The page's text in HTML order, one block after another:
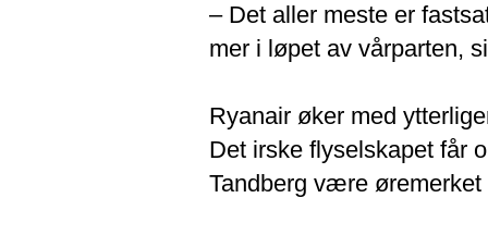
– Det aller meste er
mer i løpet av vårparten,
Ryanair øker med
Det irske flyselskapet får
Tandberg være